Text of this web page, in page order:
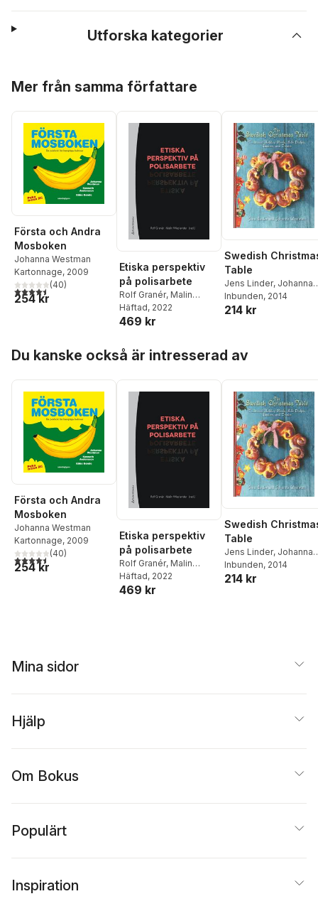
Utforska kategorier
Mer från samma författare
Första och Andra
Mosboken
Johanna Westman
Kartonnage, 2009
4,5utav 5 stjärnor. Totalt antal röster:
(40)
254 kr
Etiska perspektiv
på polisarbete
Rolf Granér, Malin
Wieslander,Gunno
Gunnmo,
Stefan Holgersson
Harriet Jakobsson
Martin Marmgren
Matthjis
Nyberg
Schclarek Mulinari,
Jonas Stjernquist,
Johanna Westman,
Sören Wictorsson
Häftad, 2022
469 kr
Swedish
Table
Jens Linder, Johanna
Westman
Inbunden, 2014
214 kr
Du kanske också är intresserad av
Första och Andra
Mosboken
Johanna Westman
Kartonnage, 2009
4,5utav 5 stjärnor. Totalt antal röster:
(40)
254 kr
Etiska perspektiv
på polisarbete
Rolf Granér, Malin
Wieslander,Gunno
Gunnmo,
Schclarek Mulinari,
Häftad, 2022
469 kr
Swedish
Table
Jens Linder, Johanna
Westman
Inbunden, 2014
214 kr
Mina sidor
Hjälp
Om Bokus
Populärt
Inspiration